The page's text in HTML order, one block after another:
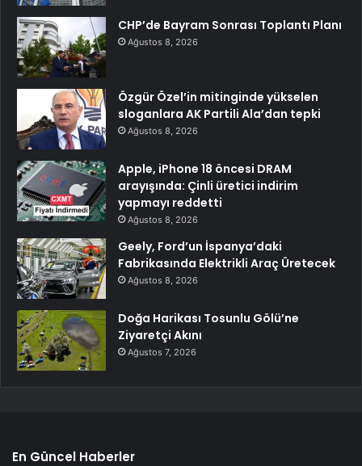
CHP’de Bayram Sonrası Toplantı Planı
Ağustos 8, 2026
Özgür Özel’in mitinginde yükselen
sloganlara AK Partili Ala’dan tepki
Ağustos 8, 2026
Apple, iPhone 18 öncesi DRAM
arayışında: Çinli üretici indirim
yapmayı reddetti
Ağustos 8, 2026
Geely, Ford’un İspanya’daki
Fabrikasında Elektrikli Araç Üretecek
Ağustos 8, 2026
Doğa Harikası Tosunlu Gölü’ne
Ziyaretçi Akını
Ağustos 7, 2026
En Güncel Haberler